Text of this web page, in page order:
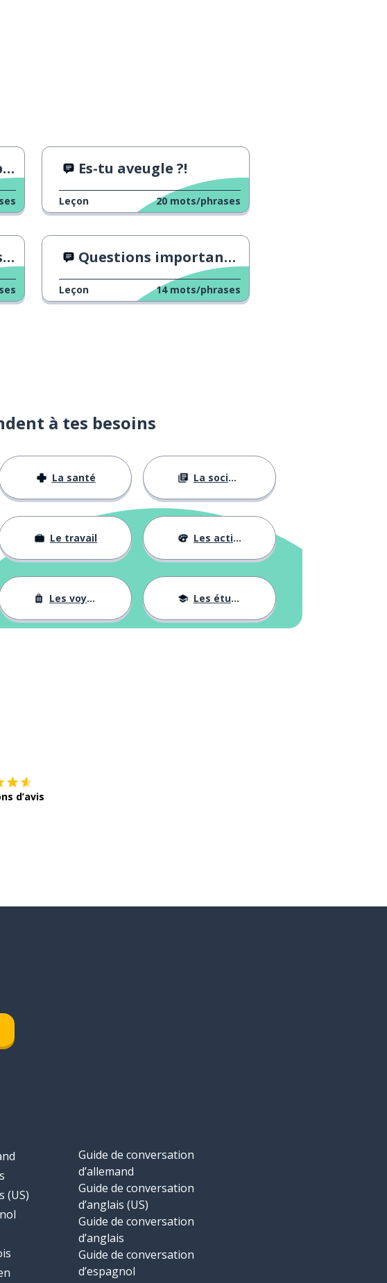
Es-tu aveugle ?!
Leçon 20 mots/phrases
Questions importantes en allemand
Leçon 14 mots/phrases
à tes besoins
La santé La société
Le travail Les activités
Les voyages Les études
d’avis
(US)
Guide de conversation
d’allemand
Guide de conversation
d’anglais (US)
Guide de conversation
d’anglais
Guide de conversation
d’espagnol